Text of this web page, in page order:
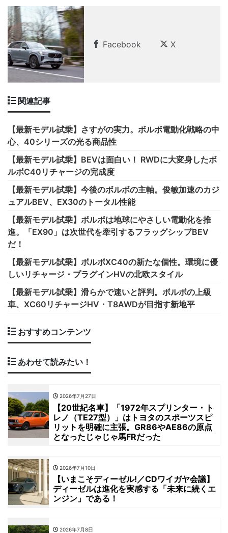
Facebook X
関連記事
【最新モデル試乗】さすがの実力。ボルボ電動化戦略の中
心、40シリーズの光る商品性
【最新モデル試乗】BEVは面白い！ RWDに大変身したボ
ルボC40リチャージの完成度
【最新モデル試乗】今後のボルボの主軸。俊敏加速のカジ
ュアルBEV、EX30のトータル性能
【最新モデル試乗】ボルボは地球にやさしい電動化を推
進。「EX90」は次世代を牽引するフラッグシップBEV
だ！
【最新モデル試乗】ボルボXC40の新たな個性。環境に優
しいリチャージ・プラグインHVの北欧スタイル
【最新モデル試乗】滑らかで速いと評判。ボルボの上級
車、XC60リチャージHV・T8AWDが目指す新地平
おすすめコンテンツ
あわせて読みたい！
2026年7月27日
【20世紀名車】「1972年スプリンター・ト
レノ（TE27型）」はトヨタのスポーツスピ
リットを明確に主張。GR86やAE86の原点
となったじゃじゃ馬FRだった
2026年7月10日
【いまこそディーゼル!／CDワイガヤ会議】
ディーゼルは進化を実感する「未来に続くエ
ンジン」である！
2026年7月8日